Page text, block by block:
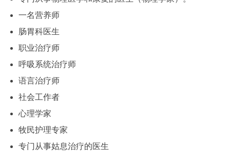
一名营养师
肠胃科医生
职业治疗师
呼吸系统治疗师
语言治疗师
社会工作者
心理学家
牧民护理专家
专门从事姑息治疗的医生